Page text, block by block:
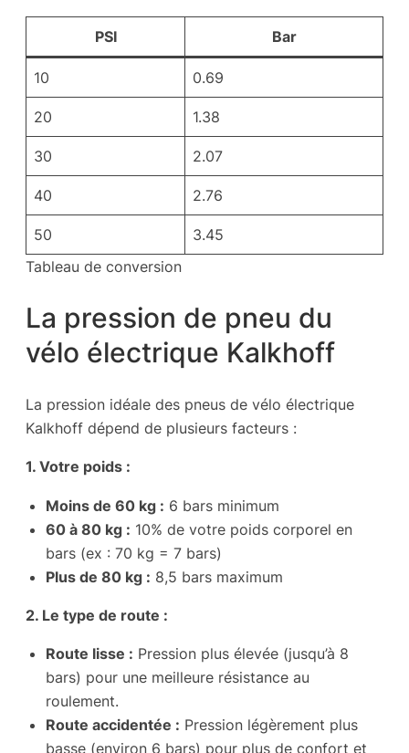
PSI Bar
10 0.69
20 1.38
30 2.07
40 2.76
50
3.45
Tableau de conversion
La pression de pneu du
vélo électrique Kalkhoff
La pression idéale des pneus de vélo électrique
Kalkhoff dépend de plusieurs facteurs :
1. Votre poids :
Moins de 60 kg : 6 bars minimum
60 à 80 kg : 10% de votre poids corporel en
bars (ex : 70 kg = 7 bars)
Plus de 80 kg : 8,5 bars maximum
2. Le type de route :
Route lisse : Pression plus élevée (jusqu’à 8
bars) pour une meilleure résistance au
roulement.
Route accidentée : Pression légèrement plus
basse (environ 6 bars) pour plus de confort et